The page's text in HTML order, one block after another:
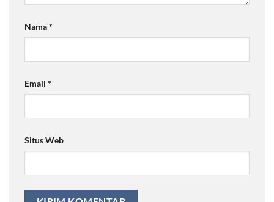
Nama*
Email *
Situs Web